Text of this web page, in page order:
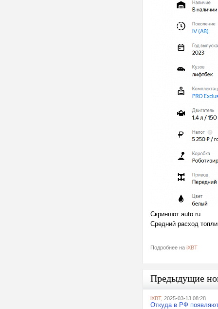
Скриншот auto.ru
Средний расход
Подробнее на iXBT
Предыдущие
iXBT, 2025-03-13 08:28
Откуда в РФ